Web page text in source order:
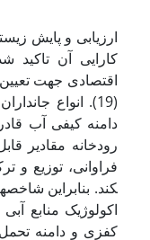
ارزیابی و پایش
کارایی آن تاکید
اقتصادی جهت
(19). انواع
دامنه کیفی آب
رودخانه مقادیر
کند. بنابراین
اکولوژیک منابع